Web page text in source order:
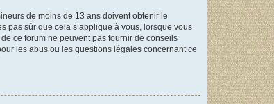
de moins de 13 ans doivent obtenir le
pas sûr que cela s’applique à vous, lorsque vous
ce forum ne peuvent pas fournir de conseils
les abus ou les questions légales concernant ce